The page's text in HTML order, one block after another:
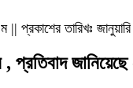
প্রকাশের তারিখঃ
, প্রতিবাদ